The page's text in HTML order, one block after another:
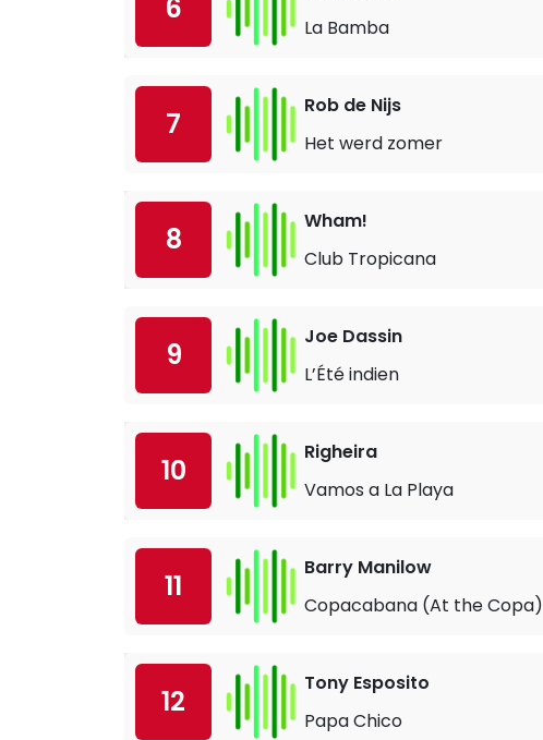
6
La Bamba
7
Rob de Nijs
Het werd zomer
8
Wham!
Club Tropicana
9
Joe Dassin
L’Été indien
10
Righeira
Vamos a La Playa
11
Barry Manilow
Copacabana (At the Copa)
12
Tony Esposito
Papa Chico